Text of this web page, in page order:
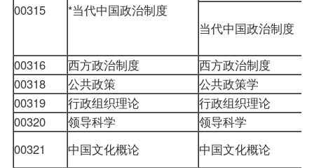
00315 *当代中国政治制度
当代中国政治制度
00316 西方政治制度 西方政治制度
00318
公共政策 公共政策学
00319
行政组织理论 行政组织理论
00320
领导科学 领导科学
00321
中国文化概论 中国文化概论